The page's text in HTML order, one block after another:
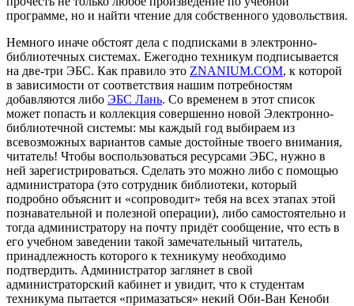
программе, но и найти чтение для собственного удовольствия.
Немного иначе обстоят дела с подписками в электронно-
библиотечных системах. Ежегодно техникум подписывается
на две-три ЭБС. Как правило это ZNANIUM.COM, к которой
в зависимости от соответствия нашим потребностям
добавляются либо ЭБС Лань. Со временем в этот список
может попасть и коллекция совершенно новой Электронно-
библиотечной системы: мы каждый год выбираем из
всевозможных вариантов самые достойные твоего внимания,
читатель! Чтобы воспользоваться ресурсами ЭБС, нужно в
ней зарегистрироваться. Сделать это можно либо с помощью
администратора (это сотрудник библиотеки, который
подробно объяснит и «сопроводит» тебя на всех этапах этой
познавательной и полезной операции), либо самостоятельно и
тогда администратору на почту придёт сообщение, что есть в
его учебном заведении такой замечательный читатель,
принадлежность которого к техникуму необходимо
подтвердить. Администратор заглянет в свой
администраторский кабинет и увидит, что к студентам
техникума пытается «примазаться» некий Оби-Ван Кеноби